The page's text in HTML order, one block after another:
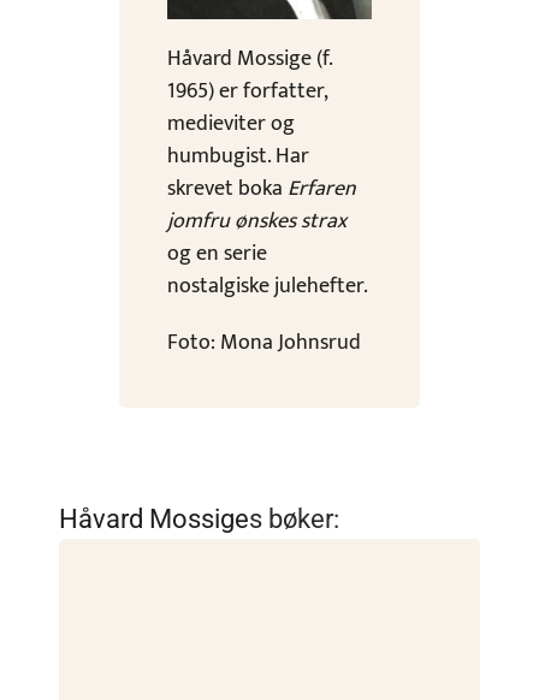
Håvard Mossige (f.
1965) er forfatter,
medieviter og
humbugist. Har
skrevet boka Erfaren
jomfru ønskes strax
og en serie
nostalgiske julehefter.
Foto: Mona Johnsrud
Håvard Mossiges bøker: